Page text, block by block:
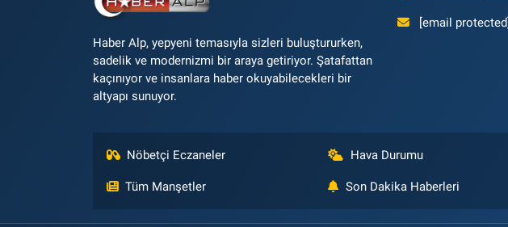
Haber Alp, yepyeni temasıyla sizleri buluştururken,
sadelik ve modernizmi bir araya getiriyor. Şatafattan
kaçınıyor ve insanlara haber okuyabilecekleri bir
altyapı sunuyor.
[email protected]
Nöbetçi Eczaneler Hava Durumu
Tüm Manşetler Son Dakika Haberleri